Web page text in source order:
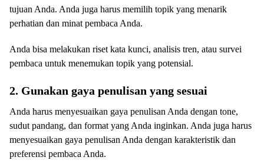
tujuan Anda. Anda juga harus memilih topik yang menarik
perhatian dan minat pembaca Anda.
Anda bisa melakukan riset kata kunci, analisis tren, atau survei
pembaca untuk menemukan topik yang potensial.
2. Gunakan gaya penulisan yang sesuai
Anda harus menyesuaikan gaya penulisan Anda dengan tone,
sudut pandang, dan format yang Anda inginkan. Anda juga harus
menyesuaikan gaya penulisan Anda dengan karakteristik dan
preferensi pembaca Anda.